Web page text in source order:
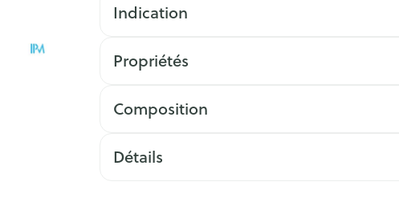
Indication
Propriétés
Composition
Détails